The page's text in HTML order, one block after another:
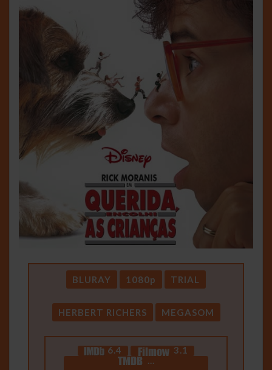
BLURAY 1080p TRIAL
HERBERT RICHERS MEGASOM
6.4
3.1